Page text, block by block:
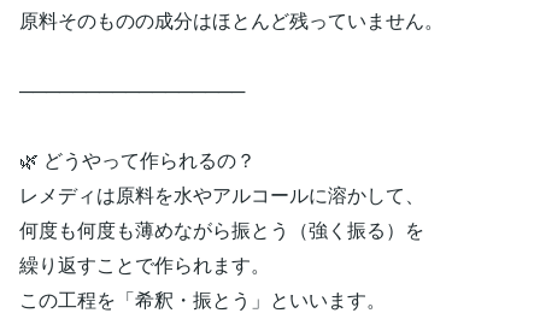
原料そのものの成分はほとんど残っていません。
─────────────────
🌿 どうやって作られるの？
レメディは原料を水やアルコールに溶かして、
何度も何度も薄めながら振とう（強く振る）を
繰り返すことで作られます。
この工程を「希釈・振とう」といいます。